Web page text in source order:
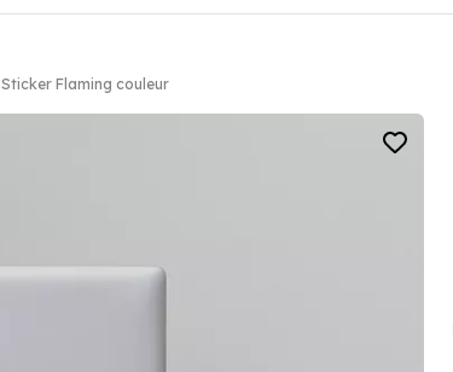
Sticker Flaming couleur